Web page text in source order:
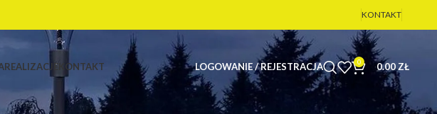
KONTAKT
REALIZACJEKONTAKT LOGOWANIE / REJESTRACJA 0 0.00ZŁ